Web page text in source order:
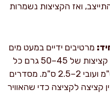
ואז הקציצות נשמרות
מרטיבים ידיים במעט מים
(או משמנים קלות) ויוצרים קציצות של 45–50 גרם כל
אחת, בקוטר בערך 5–6 ס"מ ועובי 2–2.5 ס"מ. מסדרים
קציצה לקציצה כדי שהאוויר